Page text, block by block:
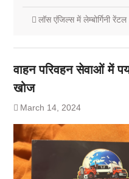
लॉस एंजिल्स में लेम्बोर्गिनी रेंटल
वाहन परिवहन सेवाओं में
खोज
March 14, 2024